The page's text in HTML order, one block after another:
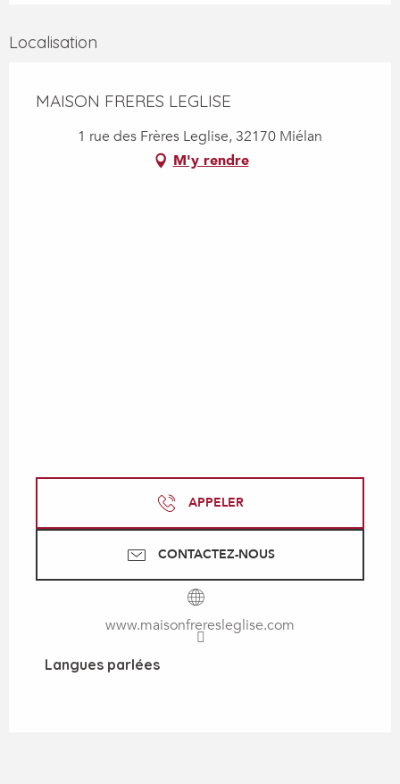
Localisation
MAISON FRERES LEGLISE
1 rue des Frères Leglise, 32170 Miélan
M'y rendre
APPELER
CONTACTEZ-NOUS
www.maisonfreresleglise.com
Langues parlées
Langues parlées